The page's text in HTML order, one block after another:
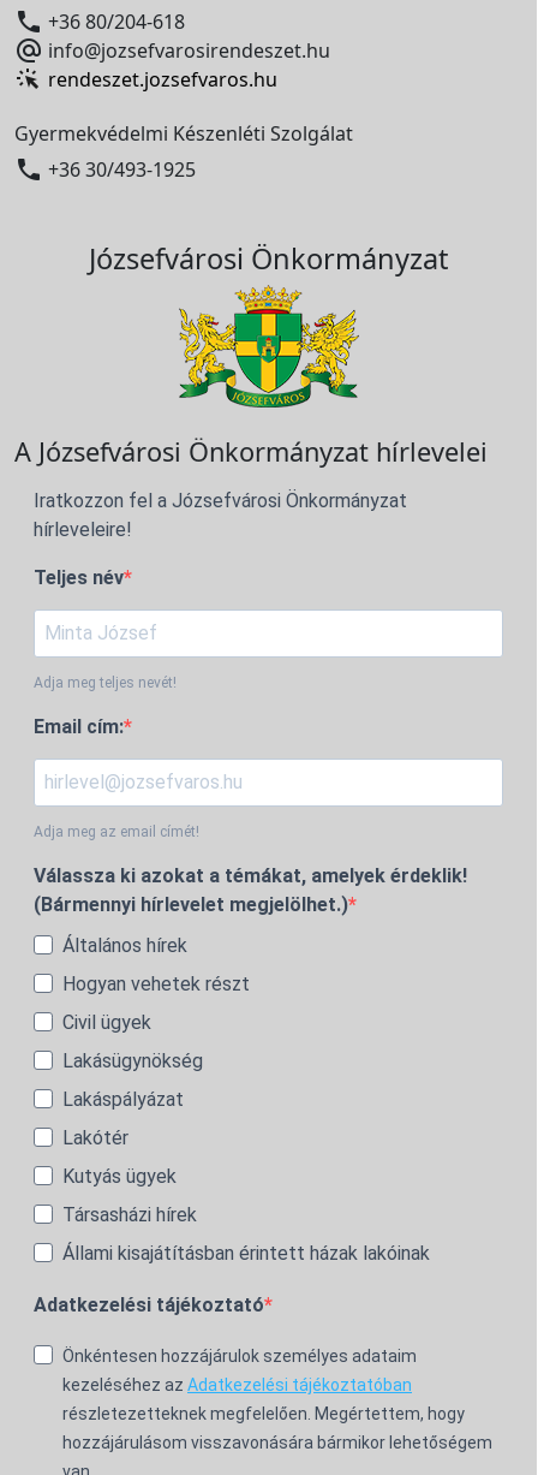
 +36 80/204-618
 info@jozsefvarosirendeszet.hu
rendeszet.jozsefvaros.hu
Gyermekvédelmi Készenléti Szolgálat
 +36 30/493-1925
Józsefvárosi Önkormányzat
A Józsefvárosi Önkormányzat hírlevelei
Iratkozzon fel a Józsefvárosi Önkormányzat
hírleveleire!
Teljes név
Adja meg teljes nevét!
Email cím:
Adja meg az email címét!
Válassza ki azokat a témákat, amelyek érdeklik!
(Bármennyi hírlevelet megjelölhet.)
Általános hírek
Hogyan vehetek részt
Civil ügyek
Lakásügynökség
Lakáspályázat
Lakótér
Kutyás ügyek
Társasházi hírek
Állami kisajátításban érintett házak lakóinak
Adatkezelési tájékoztató
Önkéntesen hozzájárulok személyes adataim
kezeléséhez az Adatkezelési tájékoztatóban
részletezetteknek megfelelően. Megértettem, hogy
hozzájárulásom visszavonására bármikor lehetőségem
van.